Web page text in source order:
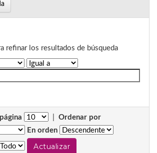
refinar los resultados de búsqueda
Ordenar por
En orden